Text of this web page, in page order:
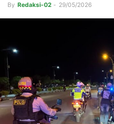
By Redaksi-02 - 29/05/2026